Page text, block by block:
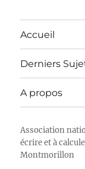
Accueil
Derniers
A propos
Association
écrire et à
Montmorillon